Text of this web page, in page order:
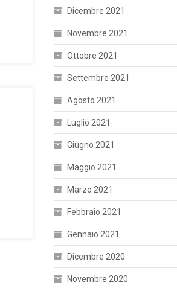
Dicembre 2021
Novembre 2021
Ottobre 2021
Settembre 2021
Agosto 2021
Luglio 2021
Giugno 2021
Maggio 2021
Marzo 2021
Febbraio 2021
Gennaio 2021
Dicembre 2020
Novembre 2020